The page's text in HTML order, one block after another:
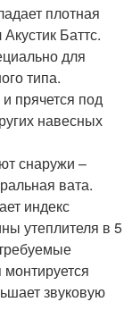
плотная
Баттс.
для
типа.
прячется под
навесных
снаружи –
вата.
индекс
утеплителя в 5
звуковую